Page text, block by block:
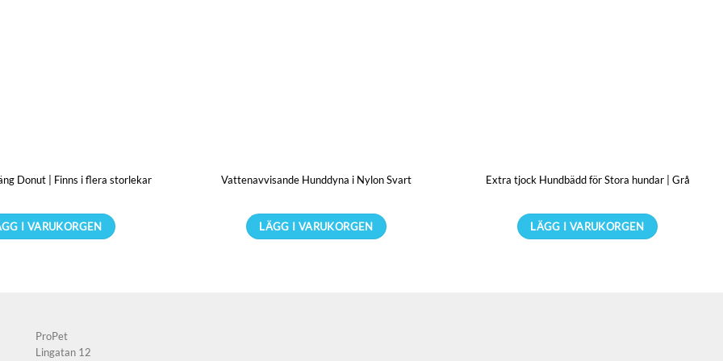
Donut | Finns i flera storlekar
I VARUKORGEN
flera
varianter.
Vattenavvisande Hunddyna i Nylon Svart
LÄGG I VARUKORGEN
Extra tjock Hundbädd för Stora hundar | Grå
LÄGG I VARUKORGEN
ProPet
Lingatan 12